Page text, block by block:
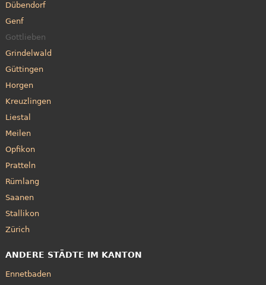
Dübendorf
Genf
Gottlieben
Grindelwald
Güttingen
Horgen
Kreuzlingen
Liestal
Meilen
Opfikon
Pratteln
Rümlang
Saanen
Stallikon
Zürich
ANDERE STÄDTE IM KANTON
Ennetbaden